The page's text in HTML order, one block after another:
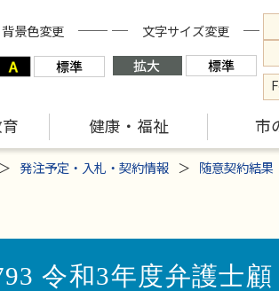
背景色変更 文字サイズ変更
健康・福祉 市
発注予定・入札・契約情報 随意契約結果
令和3年度弁護士顧